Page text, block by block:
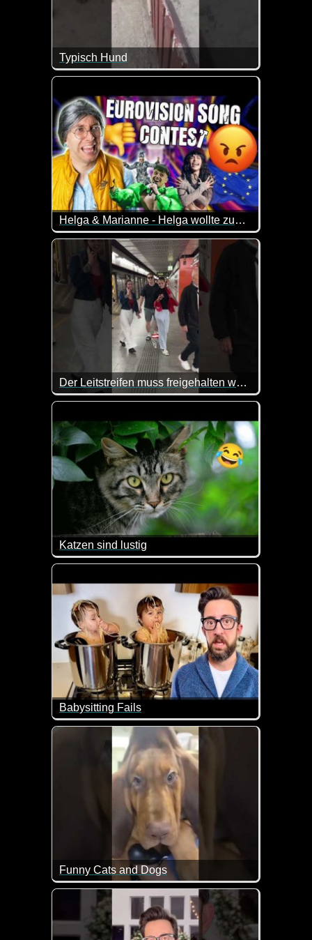
Typisch Hund
Wenn diese beiden Hunde sprechen könnten,
Helga & Marianne - Helga wollte zum Grand Prix
Helga hatte sich 97 beim Grand Prix beworben,
Der Leitstreifen muss freigehalten werden
Das ist doch mal eine mehr als deutliche Ansage :-)
Katzen sind lustig
Ja, mal wieder Katzen ;-). Aber sie sind im Netz
Babysitting Fails
Hier kann Adam Rose mal wieder nur mit dem
Funny Cats and Dogs
Das sind wieder mal echt lustige Szenen mit